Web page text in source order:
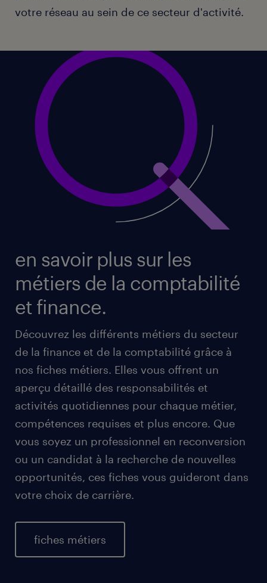
votre réseau au sein de ce secteur d'activité.
en savoir plus sur les
métiers de la comptabilité
et finance.
Découvrez les différents métiers du secteur
de la finance et de la comptabilité grâce à
nos fiches métiers. Elles vous offrent un
aperçu détaillé des responsabilités et
activités quotidiennes pour chaque métier,
compétences requises et plus encore. Que
vous soyez un professionnel en reconversion
ou un candidat à la recherche de nouvelles
opportunités, ces fiches vous guideront dans
votre choix de carrière.
fiches métiers